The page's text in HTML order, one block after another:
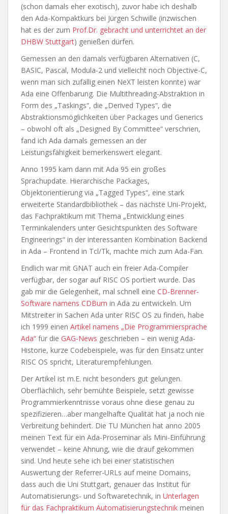
(schon damals eher exotisch), zuvor habe ich deshalb
den Ada-Kompaktkurs bei Jürgen Schwille (inzwischen
hat es der zum Prof.Dr. gebracht und unterrichtet an der
DHBW Stuttgart) genießen dürfen.
Gemessen an den damals verfügbaren Alternativen (C,
BASIC, Pascal, Modula-2 und vielleicht noch Objective-C,
wenn man sich zufällig einen NeXT leisten konnte) war
Ada eine Offenbarung. Die Multithreading-Abstraktion in
Form des „Taskings“, die „Derived Types“, die
Abstraktionsmöglichkeiten über Packages und Generics
– obwohl oft als „Designed By Committee“ verschrien,
fand ich Ada damals gemessen an der
Leistungsfähigkeit bemerkenswert elegant.
Anno 1995 kam dann mit Ada 95 ein großes
Sprachupdate. Hierarchische Packages,
Objektorientierung via „Tagged Types“, eine stark
erweiterte Standardbibliothek – das nächste Uni-Projekt,
das Fachpraktikum mit Thema „Entwicklung eines
Terminkalenders unter Gesichtspunkten des Software
Engineerings“ in der interessanten Kombination Backend
in Ada – Frontend in Tcl/Tk, machte mich zum Ada-Fan.
Endlich war mit GNAT auch ein freier Ada-Compiler
verfügbar, der sogar auf RISC OS portiert wurde. Das
gab mir die Gelegenheit, mal schnell eine CD-Brenner-
Software namens CDBurn in Ada zu entwickeln. Um
Mitstreiter in Sachen Ada unter RISC OS zu finden, habe
ich 1999 einen Artikel namens „Die Programmiersprache
Ada“ für die GAG-News geschrieben – ein wenig Ada-
Historie, kurze Codebeispiele, was für den Einsatz unter
RISC OS spricht, Literaturempfehlungen.
Der Artikel ist m.E. nicht besonders gut gelungen.
Oberflächlich, sehr bemühte Beispiele, setzt gewisse
Programmierkenntnisse voraus ohne diese genau zu
spezifizieren…aber mangelhafte Qualität hat ja noch nie
Verbreitung behindert. Die TU München hat anno 2005
meinen Text für ein Ada-Proseminar als Mini-Einführung
verwendet – keine Ahnung, wie die drauf gekommen
sind. Und heute sehe ich bei einer statistischen
Auswertung der Referrer-URLs auf meine Domains,
dass auch die Uni Stuttgart, genauer das Institut für
Automatisierungs- und Softwaretechnik, in Unterlagen
für das Fachpraktikum Automatisierungstechnik meinen